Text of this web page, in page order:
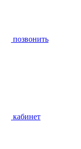
позвонить
кабинет